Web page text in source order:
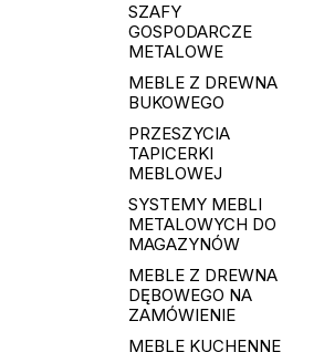
SZAFY
GOSPODARCZE
METALOWE
MEBLE Z DREWNA
BUKOWEGO
PRZESZYCIA
TAPICERKI
MEBLOWEJ
SYSTEMY MEBLI
METALOWYCH DO
MAGAZYNÓW
MEBLE Z DREWNA
DĘBOWEGO NA
ZAMÓWIENIE
MEBLE KUCHENNE